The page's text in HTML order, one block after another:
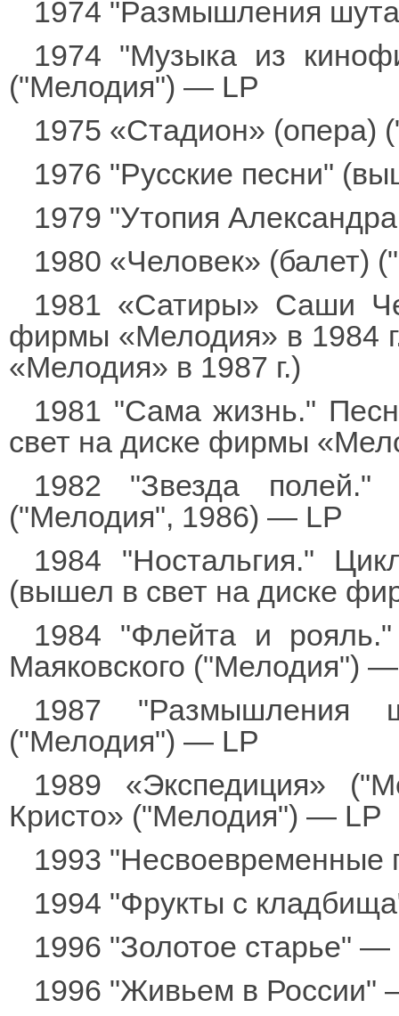
1974 "Размышления
1974 "Музыка из
("Мелодия") — LP
1975 «Стадион»
1976 "Русские песни"
1979 "Утопия
1980 «Человек» (балет)
1981 «Сатиры» Саши
фирмы «Мелодия» в 1984
«Мелодия» в 1987 г.)
1981 "Сама жизнь."
свет на диске фирмы
1982 "Звезда
("Мелодия", 1986) — LP
1984 "Ностальгия."
(вышел в свет на диске
1984 "Флейта и
Маяковского ("Мелодия")
1987 "Размышления
("Мелодия") — LP
1989 «Экспедиция»
Кристо» ("Мелодия") — LP
1993 "Несвоевременные
1994 "Фрукты с
1996 "Золотое старье" —
1996 "Живьем в России"